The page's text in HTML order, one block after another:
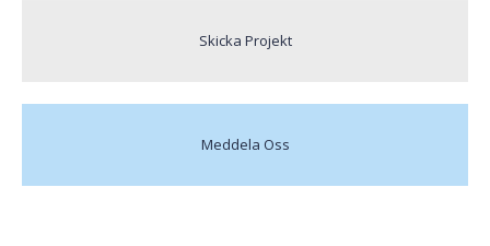
Skicka Projekt
Meddela Oss